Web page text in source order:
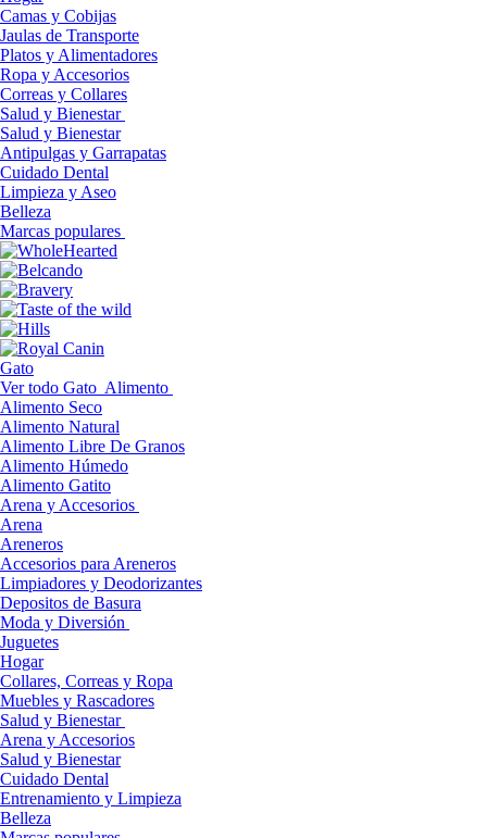
Camas y Cobijas
Jaulas de Transporte
Platos y Alimentadores
Ropa y Accesorios
Correas y Collares
Salud y Bienestar
Salud y Bienestar
Antipulgas y Garrapatas
Cuidado Dental
Limpieza y Aseo
Belleza
Marcas populares
Gato
Ver todo Gato Alimento
Alimento Seco
Alimento Natural
Alimento Libre De Granos
Alimento Húmedo
Alimento Gatito
Arena y Accesorios
Arena
Areneros
Accesorios para Areneros
Limpiadores y Deodorizantes
Depositos de Basura
Moda y Diversión
Juguetes
Hogar
Collares, Correas y Ropa
Muebles y Rascadores
Salud y Bienestar
Arena y Accesorios
Salud y Bienestar
Cuidado Dental
Entrenamiento y Limpieza
Belleza